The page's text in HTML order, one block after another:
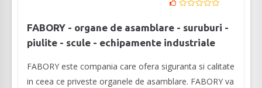
FABORY - organe de asamblare - suruburi -
piulite - scule - echipamente industriale
FABORY este compania care ofera siguranta si calitate
in ceea ce priveste organele de asamblare. FABORY va